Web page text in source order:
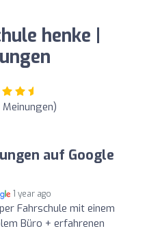
henke |
auf Google
1 year ago
Fahrschule mit einem
Büro + erfahrenen